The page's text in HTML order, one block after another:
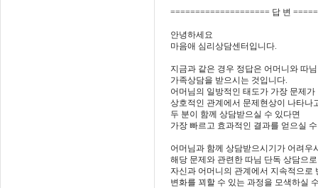
==================== 답 변
안녕하세요
마음애 심리상담센터입니다.
지금과 같은 경우 정답은 어머니와 따
가족상담을 받으시는 것입니다.
어머님의 일방적인 태도가 가장 문제가
상호적인 관계에서 문제현상이 나타나
두 분이 함께 상담받으실 수 있다면
가장 빠르고 효과적인 결과를 얻으실
어머님과 함께 상담받으시기가 어려우
해당 문제와 관련한 따님 단독 상담으로
자신과 어머니의 관계에서 지속적으로
변화를 꾀할 수 있는 과정을 모색하실